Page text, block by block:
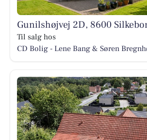
Gunilshøjvej 2D, 8600
Til salg hos
CD Bolig - Lene Bang & Søren